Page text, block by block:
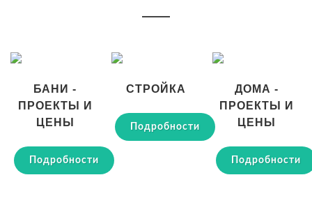
БАНИ -
ПРОЕКТЫ И
ЦЕНЫ
Подробности
СТРОЙКА
Подробности
ДОМА -
ПРОЕКТЫ И
ЦЕНЫ
Подробности